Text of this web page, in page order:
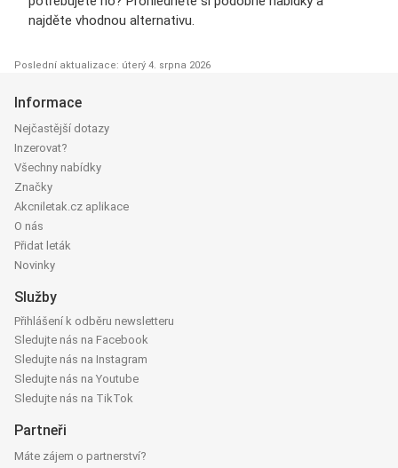
najděte vhodnou alternativu.
Poslední aktualizace: úterý 4. srpna 2026
Informace
Nejčastější dotazy
Inzerovat?
Všechny nabídky
Značky
Akcniletak.cz aplikace
O nás
Přidat leták
Novinky
Služby
Přihlášení k odběru newsletteru
Sledujte nás na Facebook
Sledujte nás na Instagram
Sledujte nás na Youtube
Sledujte nás na TikTok
Partneři
Máte zájem o partnerství?